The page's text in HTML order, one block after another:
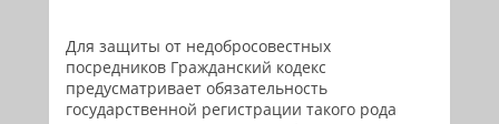
Для защиты от недобросовестных
посредников Гражданский кодекс
предусматривает обязательность
государственной регистрации такого рода